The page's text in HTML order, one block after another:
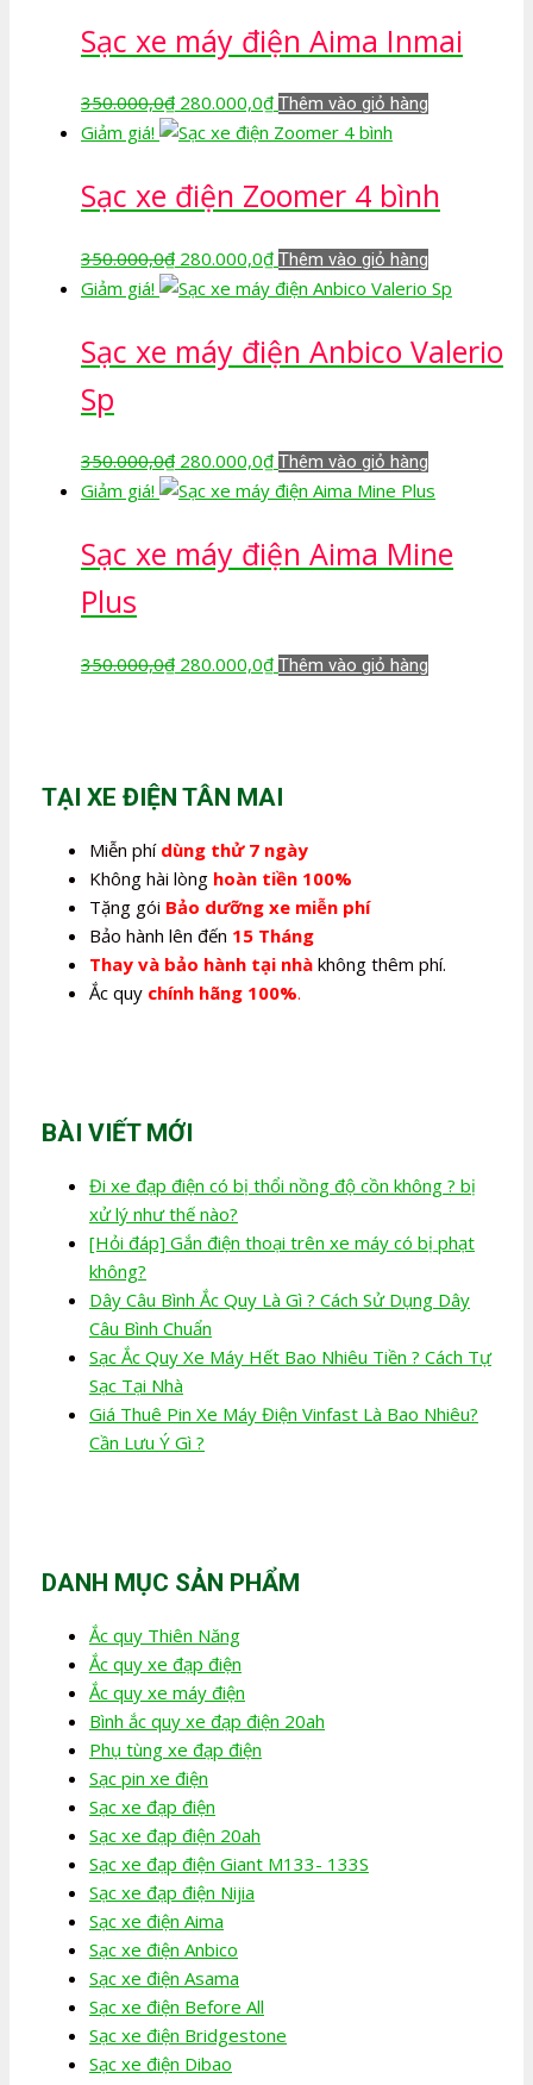
Sạc xe máy điện Aima Inmai
350.000,0₫ Giá
gốc
350.000,0₫.
280.000,0₫Giá
hiện
là:
280.000,0₫.
Thêm vào giỏ hàng
Giảm giá!
Sạc xe điện Zoomer 4 bình
350.000,0₫ Giá
gốc
350.000,0₫.
280.000,0₫Giá
hiện
là:
280.000,0₫.
Thêm vào giỏ hàng
Giảm giá!
Sạc xe máy điện Anbico Valerio
Sp
350.000,0₫ Giá
gốc
350.000,0₫.
280.000,0₫Giá
hiện
là:
280.000,0₫.
Thêm vào giỏ hàng
Giảm giá!
Sạc xe máy điện Aima Mine
Plus
350.000,0₫ Giá
280.000,0₫Giá
Thêm vào giỏ hàng
TẠI XE ĐIỆN TÂN MAI
Miễn phí dùng thử 7 ngày
Không hài lòng hoàn tiền 100%
Tặng gói Bảo dưỡng xe miễn phí
Bảo hành lên đến 15 Tháng
Thay và bảo hành tại nhà không thêm phí.
Ắc quy chính hãng 100%.
BÀI VIẾT MỚI
Đi xe đạp điện có bị thổi nồng độ cồn không ? bị
xử lý như thế nào?
[Hỏi đáp] Gắn điện thoại trên xe máy có bị phạt
không?
Dây Câu Bình Ắc Quy Là Gì ? Cách Sử Dụng Dây
Câu Bình Chuẩn
Sạc Ắc Quy Xe Máy Hết Bao Nhiêu Tiền ? Cách Tự
Sạc Tại Nhà
Giá Thuê Pin Xe Máy Điện Vinfast Là Bao Nhiêu?
Cần Lưu Ý Gì ?
DANH MỤC SẢN PHẨM
Ắc quy Thiên Năng
Ắc quy xe đạp điện
Ắc quy xe máy điện
Bình ắc quy xe đạp điện 20ah
Phụ tùng xe đạp điện
Sạc pin xe điện
Sạc xe đạp điện
Sạc xe đạp điện 20ah
Sạc xe đạp điện Giant M133- 133S
Sạc xe đạp điện Nijia
Sạc xe điện Aima
Sạc xe điện Anbico
Sạc xe điện Asama
Sạc xe điện Before All
Sạc xe điện Bridgestone
Sạc xe điện Dibao